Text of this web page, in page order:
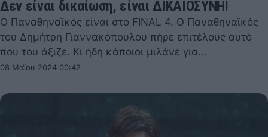
Δεν είναι δικαίωση, είναι ΔΙΚΑΙΟΣΥΝΗ!
Ο Παναθηναϊκός είναι στο FINAL 4. Ο Παναθηναϊκός
του Δημήτρη Γιαννακόπουλου πήρε επιτέλους αυτό
που του άξιζε. Κι ήδη κάποιοι μιλάνε για…
08 Μαΐου 2024 00:42